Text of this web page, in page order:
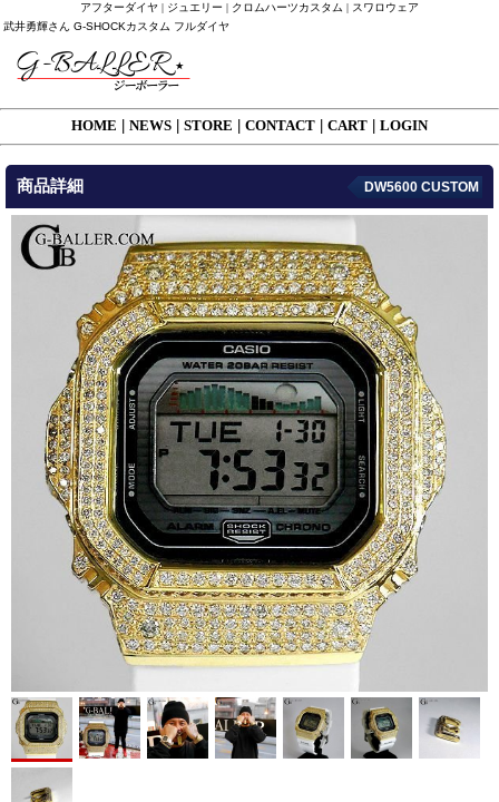
アフターダイヤ | ジュエリー | クロムハーツカスタム | スワロウェア
武井勇輝さん G-SHOCKカスタム フルダイヤ
HOME NEWS STORE CONTACT CART LOGIN
商品詳細 DW5600 CUSTOM